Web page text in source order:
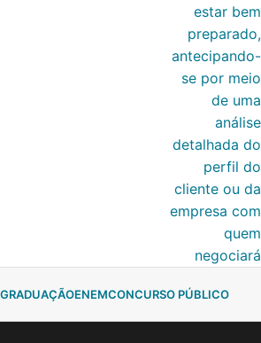
estar bem
preparado,
antecipando-
se por meio
de uma
análise
detalhada do
perfil do
cliente ou da
empresa com
quem
negociará
ENEMCONCURSO PÚBLICO